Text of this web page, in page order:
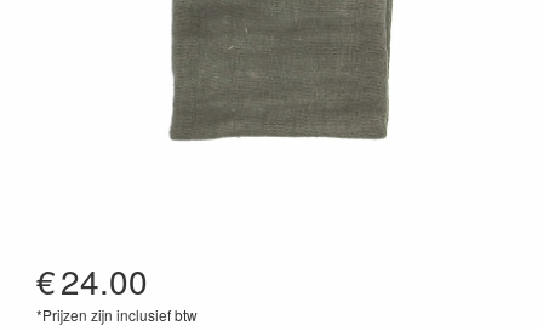
€24.00
*Prijzen zijn inclusief btw